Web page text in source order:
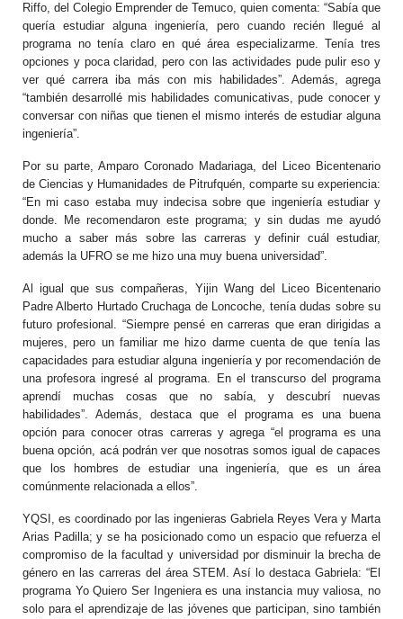
Riffo, del Colegio Emprender de Temuco, quien comenta: “Sabía que
quería estudiar alguna ingeniería, pero cuando recién llegué al
programa no tenía claro en qué área especializarme. Tenía tres
opciones y poca claridad, pero con las actividades pude pulir eso y
ver qué carrera iba más con mis habilidades”. Además, agrega
“también desarrollé mis habilidades comunicativas, pude conocer y
conversar con niñas que tienen el mismo interés de estudiar alguna
ingeniería”.
Por su parte, Amparo Coronado Madariaga, del Liceo Bicentenario
de Ciencias y Humanidades de Pitrufquén, comparte su experiencia:
“En mi caso estaba muy indecisa sobre que ingeniería estudiar y
donde. Me recomendaron este programa; y sin dudas me ayudó
mucho a saber más sobre las carreras y definir cuál estudiar,
además la UFRO se me hizo una muy buena universidad”.
Al igual que sus compañeras, Yijin Wang del Liceo Bicentenario
Padre Alberto Hurtado Cruchaga de Loncoche, tenía dudas sobre su
futuro profesional. “Siempre pensé en carreras que eran dirigidas a
mujeres, pero un familiar me hizo darme cuenta de que tenía las
capacidades para estudiar alguna ingeniería y por recomendación de
una profesora ingresé al programa. En el transcurso del programa
aprendí muchas cosas que no sabía, y descubrí nuevas
habilidades”. Además, destaca que el programa es una buena
opción para conocer otras carreras y agrega “el programa es una
buena opción, acá podrán ver que nosotras somos igual de capaces
que los hombres de estudiar una ingeniería, que es un área
comúnmente relacionada a ellos”.
YQSI, es coordinado por las ingenieras Gabriela Reyes Vera y Marta
Arias Padilla; y se ha posicionado como un espacio que refuerza el
compromiso de la facultad y universidad por disminuir la brecha de
género en las carreras del área STEM. Así lo destaca Gabriela: “El
programa Yo Quiero Ser Ingeniera es una instancia muy valiosa, no
solo para el aprendizaje de las jóvenes que participan, sino también